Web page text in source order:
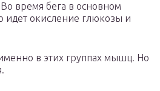
время бега в основном
идет окисление глюкозы и
в этих группах мышц. Но